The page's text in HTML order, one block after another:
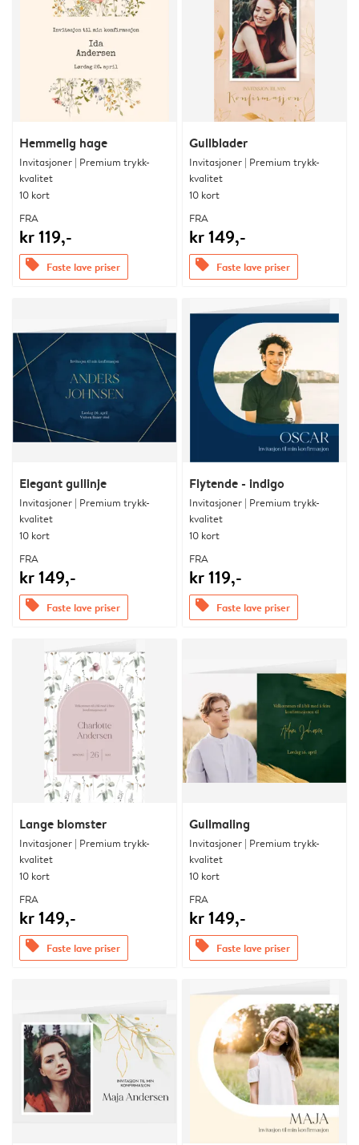
Hemmelig hage
Invitasjoner | Premium trykk-
kvalitet
10 kort
FRA
kr 119,-
offers Faste lave priser
Gullblader
Invitasjoner | Premium trykk-
kvalitet
10 kort
FRA
kr 149,-
offers Faste lave priser
Elegant gullinje
Invitasjoner | Premium trykk-
kvalitet
10 kort
FRA
kr 149,-
offers Faste lave priser
Flytende - indigo
Invitasjoner | Premium trykk-
kvalitet
10 kort
FRA
kr 119,-
offers Faste lave priser
Lange blomster
Invitasjoner | Premium trykk-
kvalitet
10 kort
FRA
kr 149,-
offers Faste lave priser
Gullmaling
Invitasjoner | Premium trykk-
kvalitet
10 kort
FRA
kr 149,-
offers Faste lave priser